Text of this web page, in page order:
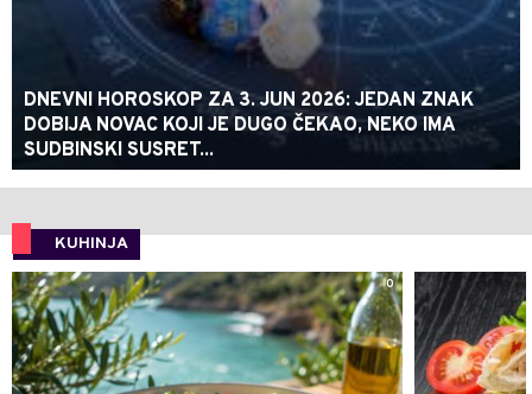
DNEVNI HOROSKOP ZA 3. JUN 2026: JEDAN ZNAK
DOBIJA NOVAC KOJI JE DUGO ČEKAO, NEKO IMA
SUDBINSKI SUSRET...
KUHINJA
0